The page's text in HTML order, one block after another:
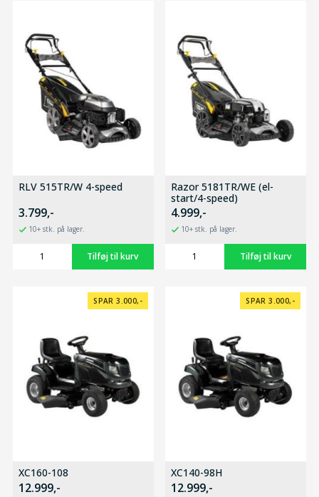
RLV 515TR/W 4-speed
3.799,-
10+ stk. på lager.
Razor 5181TR/WE (el-
start/4-speed)
4.999,-
10+ stk. på lager.
SPAR 3.000,-
XC160-108
12.999,-
SPAR 3.000,-
XC140-98H
12.999,-